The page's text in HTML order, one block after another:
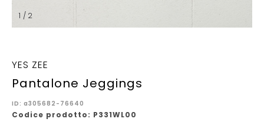
1 / 2
YES ZEE
Pantalone Jeggings
ID: a305682-76640
Codice prodotto: P331WL00